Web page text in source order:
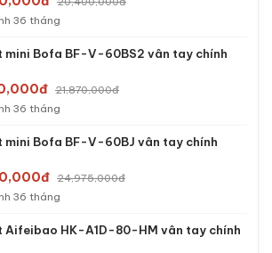
36 tháng
mini Bofa BF-V-60BS2 vân tay chính
21,870,000đ
36 tháng
mini Bofa BF-V-60BJ vân tay chính
24,975,000đ
36 tháng
Aifeibao HK-A1D-80-HM vân tay chính